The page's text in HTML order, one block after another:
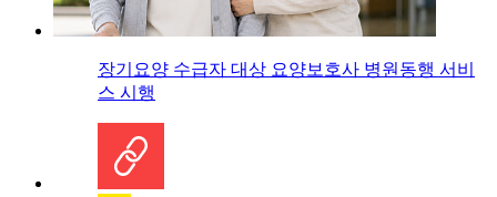
장기요양 수급자 대상 요양보호사 병원동행 서비
스 시행